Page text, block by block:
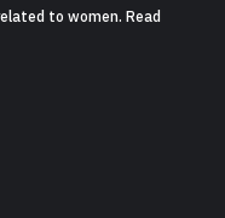
to women. Read